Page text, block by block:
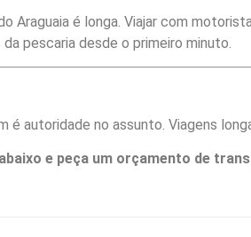
Araguaia é longa. Viajar com
pescaria desde o primeiro minuto.
é autoridade no assunto. Viagens
e peça um orçamento de